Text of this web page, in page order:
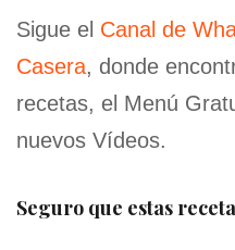
Sigue el Canal de
Casera, donde
recetas, el Menú
nuevos Vídeos.
Seguro que estas